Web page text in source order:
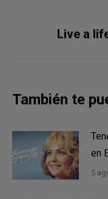
Live a
También te
en
5